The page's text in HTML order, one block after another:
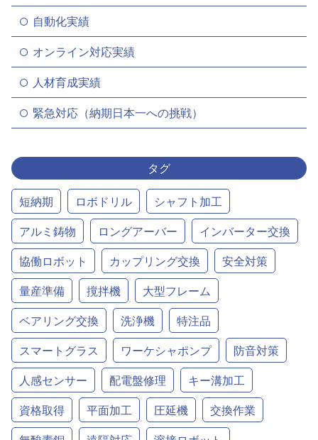
自動化実績
オンライン対応実績
人材育成実績
緊急対応（納期日本一への挑戦）
タグ
短納期 ロボドリル
シャフト加工
アルミ鋳物
ロングアーバー
インバーター交換
協働ロボット
カップリング交換
安全対策
量産準備
撹拌機
大型フレーム
ベアリング交換
洗浄機
特注品
スマートグラス
ワーケシャポンプ
防音対策
人感センサー
配電盤修理
キー溝加工
資格取得
平面加工 圧延機
交換作業